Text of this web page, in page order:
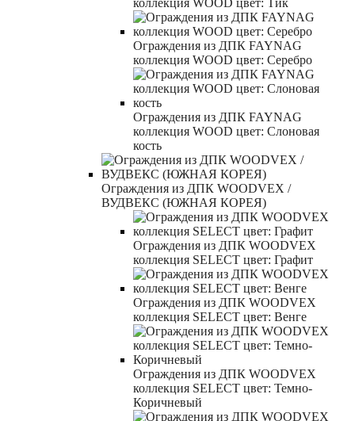
Ограждения из ДПК FAYNAG
коллекция WOOD цвет: Серебро
Ограждения из ДПК FAYNAG
коллекция WOOD цвет: Слоновая
кость
Ограждения из ДПК WOODVEX /
ВУДВЕКС (ЮЖНАЯ КОРЕЯ)
Ограждения из ДПК WOODVEX
коллекция SELECT цвет: Графит
Ограждения из ДПК WOODVEX
коллекция SELECT цвет: Венге
Ограждения из ДПК WOODVEX
коллекция SELECT цвет: Темно-
Коричневый